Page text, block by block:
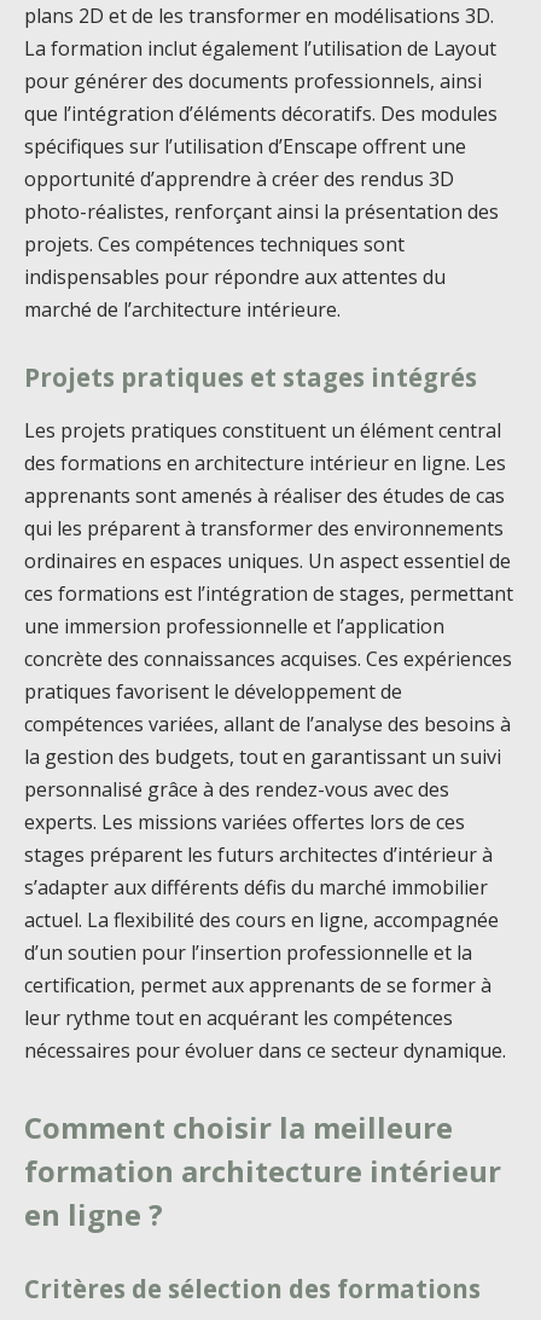
plans 2D et de les transformer en modélisations 3D.
La formation inclut également l’utilisation de Layout
pour générer des documents professionnels, ainsi
que l’intégration d’éléments décoratifs. Des modules
spécifiques sur l’utilisation d’Enscape offrent une
opportunité d’apprendre à créer des rendus 3D
photo-réalistes, renforçant ainsi la présentation des
projets. Ces compétences techniques sont
indispensables pour répondre aux attentes du
marché de l’architecture intérieure.
Projets pratiques et stages intégrés
Les projets pratiques constituent un élément central
des formations en architecture intérieur en ligne. Les
apprenants sont amenés à réaliser des études de cas
qui les préparent à transformer des environnements
ordinaires en espaces uniques. Un aspect essentiel de
ces formations est l’intégration de stages, permettant
une immersion professionnelle et l’application
concrète des connaissances acquises. Ces expériences
pratiques favorisent le développement de
compétences variées, allant de l’analyse des besoins à
la gestion des budgets, tout en garantissant un suivi
personnalisé grâce à des rendez-vous avec des
experts. Les missions variées offertes lors de ces
stages préparent les futurs architectes d’intérieur à
s’adapter aux différents défis du marché immobilier
actuel. La flexibilité des cours en ligne, accompagnée
d’un soutien pour l’insertion professionnelle et la
certification, permet aux apprenants de se former à
leur rythme tout en acquérant les compétences
nécessaires pour évoluer dans ce secteur dynamique.
Comment choisir la meilleure
formation architecture intérieur
en ligne ?
Critères de sélection des formations